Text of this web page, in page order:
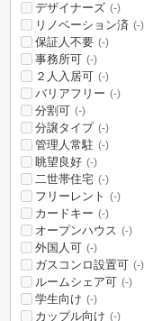
デザイナーズ (-)
リノベーション済 (-)
保証人不要 (-)
事務所可 (-)
２人入居可 (-)
バリアフリー (-)
分割可 (-)
分譲タイプ (-)
管理人常駐 (-)
眺望良好 (-)
二世帯住宅 (-)
フリーレント (-)
カードキー (-)
オープンハウス (-)
外国人可 (-)
ガスコンロ設置可 (-)
ルームシェア可 (-)
学生向け (-)
カップル向け (-)